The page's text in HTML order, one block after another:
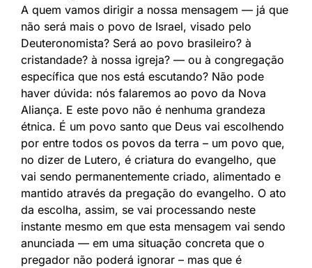
A quem vamos dirigir a nossa mensagem — já que
não será mais o povo de Israel, visado pelo
Deuteronomista? Será ao povo brasileiro? à
cristandade? à nossa igreja? — ou à congregação
específica que nos está escutando? Não pode
haver dúvida: nós falaremos ao povo da Nova
Aliança. E este povo não é nenhuma grandeza
étnica. É um povo santo que Deus vai escolhendo
por entre todos os povos da terra – um povo que,
no dizer de Lutero, é criatura do evangelho, que
vai sendo permanentemente criado, alimentado e
mantido através da pregação do evangelho. O ato
da escolha, assim, se vai processando neste
instante mesmo em que esta mensagem vai sendo
anunciada — em uma situação concreta que o
pregador não poderá ignorar – mas que é